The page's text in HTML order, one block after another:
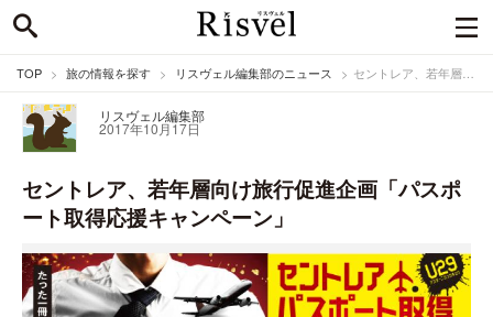
TOP 旅の情報を探す リスヴェル編集部のニュース セントレア、若年層向け旅行促進企画「パスポート取得応援キャンペーン」
リスヴェル編集部
2017年10月17日
セントレア、若年層向け旅行促進企画「パスポ
ート取得応援キャンペーン」